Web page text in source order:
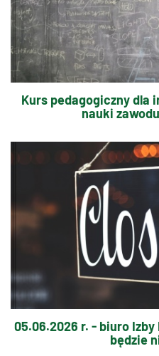
Kurs pedagogiczny
nauki
05.06.2026 r. - biuro
będzie